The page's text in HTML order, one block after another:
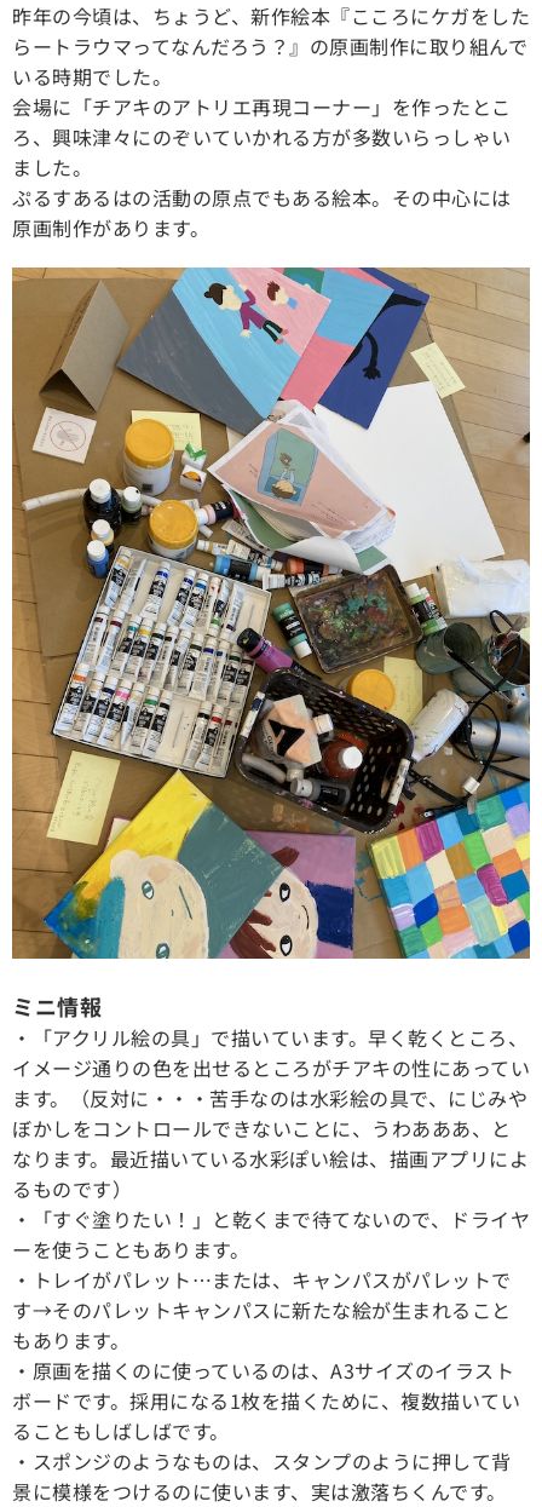
昨年の今頃は、ちょうど、新作絵本『こころにケガをした
らートラウマってなんだろう？』の原画制作に取り組んで
いる時期でした。
会場に「チアキのアトリエ再現コーナー」を作ったとこ
ろ、興味津々にのぞいていかれる方が多数いらっしゃい
ました。
ぷるすあるはの活動の原点でもある絵本。その中心には
原画制作があります。
ミニ情報
・「アクリル絵の具」で描いています。早く乾くところ、
イメージ通りの色を出せるところがチアキの性にあってい
ます。（反対に・・・苦手なのは水彩絵の具で、にじみや
ぼかしをコントロールできないことに、うわあああ、と
なります。最近描いている水彩ぽい絵は、描画アプリによ
るものです）
・「すぐ塗りたい！」と乾くまで待てないので、ドライヤ
ーを使うこともあります。
・トレイがパレット…または、キャンパスがパレットで
す→そのパレットキャンパスに新たな絵が生まれること
もあります。
・原画を描くのに使っているのは、A3サイズのイラスト
ボードです。採用になる1枚を描くために、複数描いてい
ることもしばしばです。
・スポンジのようなものは、スタンプのように押して背
景に模様をつけるのに使います、実は激落ちくんです。